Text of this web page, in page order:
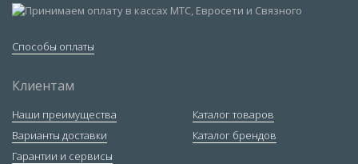
Способы оплаты
Клиентам
Наши преимущества
Варианты доставки
Гарантии и сервисы
Каталог товаров
Каталог брендов